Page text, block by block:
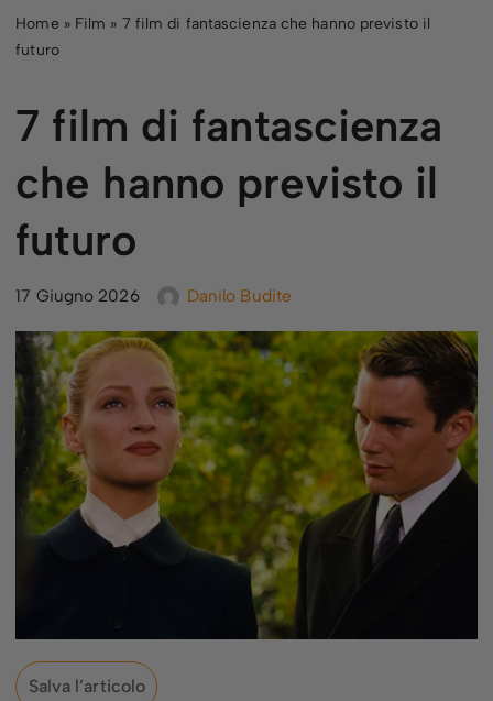
Vai
contenuto
Home » Film » 7 film di fantascienza che hanno previsto il
futuro
7 film di fantascienza
che hanno previsto il
futuro
17 Giugno 2026 Danilo Budite
Salva l’articolo